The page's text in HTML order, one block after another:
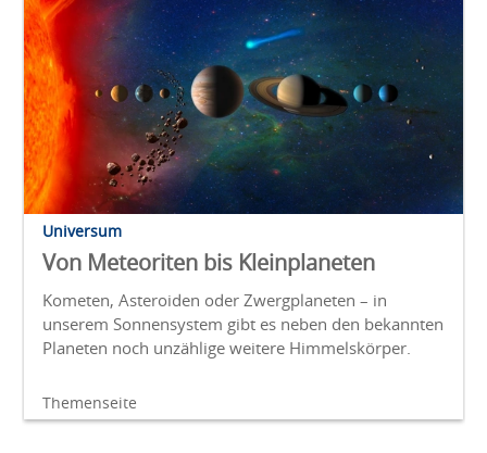
Universum
Von Meteoriten bis Kleinplaneten
Kometen, Asteroiden oder Zwergplaneten – in
unserem Sonnensystem gibt es neben den bekannten
Planeten noch unzählige weitere Himmelskörper.
Themenseite